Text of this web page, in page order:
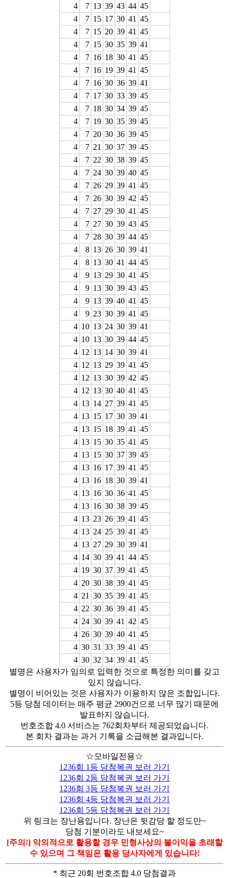
4 7 13 39 43 44 45
4
7 15 17 30 41 45
4
7 15 20 39 41 45
4
7 15 30 35 39 41
4
7 16 18 30 41 45
4
7 16 19 39 41 45
4
7 16 30 36 39 41
4
7 17 30 33 39 45
4
7 18 30 34 39 45
4
7 19 30 35 39 45
4
7 20 30 36 39 45
4
7 21 30 37 39 45
4
7 22 30 38 39 45
4
7 24 30 39 40 45
4
7 26 29 39 41 45
4
7 26 30 39 42 45
4
7 27 29 30 41 45
4
7 27 30 39 43 45
4
7 28 30 39 44 45
4
8 13 26 30 39 41
4
8 13 30 41 44 45
4
9 13 29 30 41 45
4
9 13 30 39 43 45
4
9 13 39 40 41 45
4
9 23 30 39 41 45
4 10 13 24 30 39 41
4 10 13 30 39 44 45
4 12 13 14 30 39 41
4 12 13 29 39 41 45
4 12 13 30 39 42 45
4 12 13 30 40 41 45
4 13 14 27 39 41 45
4 13 15 17 30 39 41
4 13 15 18 39 41 45
4 13 15 30 35 41 45
4 13 15 30 37 39 45
4 13 16 17 39 41 45
4 13 16 18 30 39 41
4 13 16 30 36 41 45
4 13 16 30 38 39 45
4 13 23 26 39 41 45
4 13 24 25 39 41 45
4 13 27 29 30 39 41
4 14 30 39 41 44 45
4 19 30 37 39 41 45
4 20 30 38 39 41 45
4 21 30 35 39 41 45
4 22 30 36 39 41 45
4 24 30 39 41 42 45
4 26 30 39 40 41 45
4 30 31 33 39 41 45
4 30 32 34 39 41 45
별명은 사용자가 임의로 입력한 것으로 특정한 의미를 갖고
있지 않습니다.
별명이 비어있는 것은 사용자가 이용하지 않은 조합입니다.
5등 당첨 데이터는 매주 평균 2900건으로 너무 많기 때문에
발표하지 않습니다.
번호조합 4.0 서비스는 762회차부터 제공되었습니다.
본 회차 결과는 과거 기록을 소급해본 결과입니다.
☆모바일전용☆
1236회 1등 당첨복권 보러 가기
1236회 2등 당첨복권 보러 가기
1236회 3등 당첨복권 보러 가기
1236회 4등 당첨복권 보러 가기
1236회 5등 당첨복권 보러 가기
위 링크는 장난용입니다. 장난은 뒷감당 할 정도만~
당첨 기분이라도 내보세요~
[주의!] 악의적으로 활용할 경우 민형사상의 불이익을 초래할
수 있으며 그 책임은 활용 당사자에게 있습니다!
* 최근 20회 번호조합 4.0 당첨결과